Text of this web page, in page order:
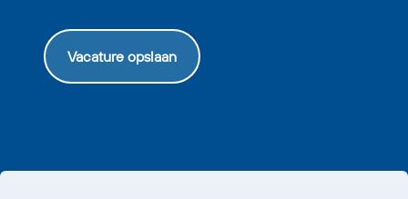
Vacature opslaan